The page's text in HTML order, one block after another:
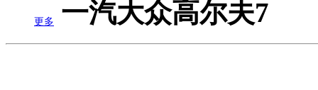
更多 一汽大众高尔夫7